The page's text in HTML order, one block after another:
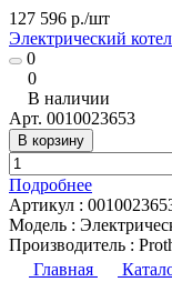
127 596 р./шт
Электрический
0
0
В наличии
Арт. 0010023653
В корзину
Подробнее
Артикул :
Модель :
Производитель :
Главная